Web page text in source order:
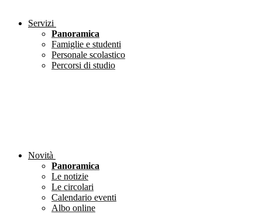
Servizi
Panoramica
Famiglie e studenti
Personale scolastico
Percorsi di studio
Novità
Panoramica
Le notizie
Le circolari
Calendario eventi
Albo online